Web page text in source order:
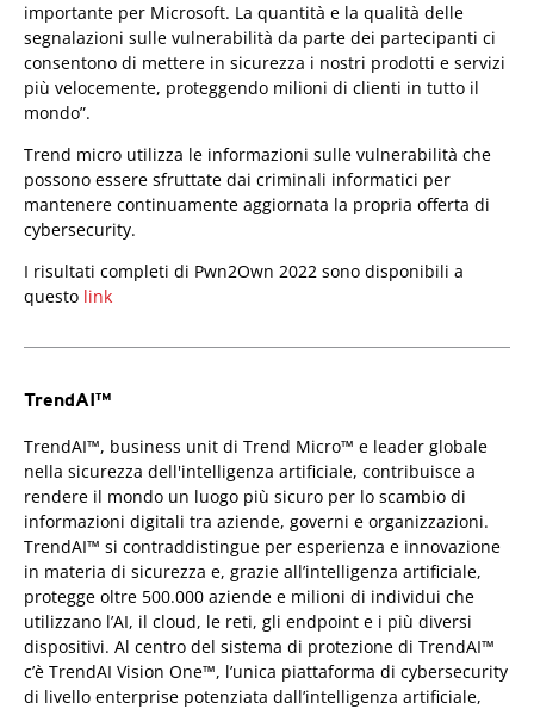
importante per Microsoft. La quantità e la qualità delle
segnalazioni sulle vulnerabilità da parte dei partecipanti ci
consentono di mettere in sicurezza i nostri prodotti e servizi
più velocemente, proteggendo milioni di clienti in tutto il
mondo”.
Trend micro utilizza le informazioni sulle vulnerabilità che
possono essere sfruttate dai criminali informatici per
mantenere continuamente aggiornata la propria offerta di
cybersecurity.
I risultati completi di Pwn2Own 2022 sono disponibili a
questo link
TrendAI™
TrendAI™, business unit di Trend Micro™ e leader globale
nella sicurezza dell'intelligenza artificiale, contribuisce a
rendere il mondo un luogo più sicuro per lo scambio di
informazioni digitali tra aziende, governi e organizzazioni.
TrendAI™ si contraddistingue per esperienza e innovazione
in materia di sicurezza e, grazie all’intelligenza artificiale,
protegge oltre 500.000 aziende e milioni di individui che
utilizzano l’AI, il cloud, le reti, gli endpoint e i più diversi
dispositivi. Al centro del sistema di protezione di TrendAI™
c’è TrendAI Vision One™, l’unica piattaforma di cybersecurity
di livello enterprise potenziata dall’intelligenza artificiale,